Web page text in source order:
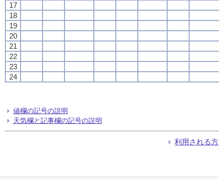
17
18
19
20
21
22
23
24
値欄の記号の説明
天気欄と記事欄の記号の説明
利用される